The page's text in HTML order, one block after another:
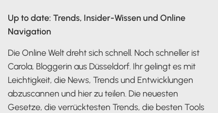
Up to date: Trends, Insider-Wissen und Online
Navigation
Die Online Welt dreht sich schnell. Noch schneller ist
Carola, Bloggerin aus Düsseldorf. Ihr gelingt es mit
Leichtigkeit, die News, Trends und Entwicklungen
abzuscannen und hier zu teilen. Die neuesten
Gesetze, die verrücktesten Trends, die besten Tools